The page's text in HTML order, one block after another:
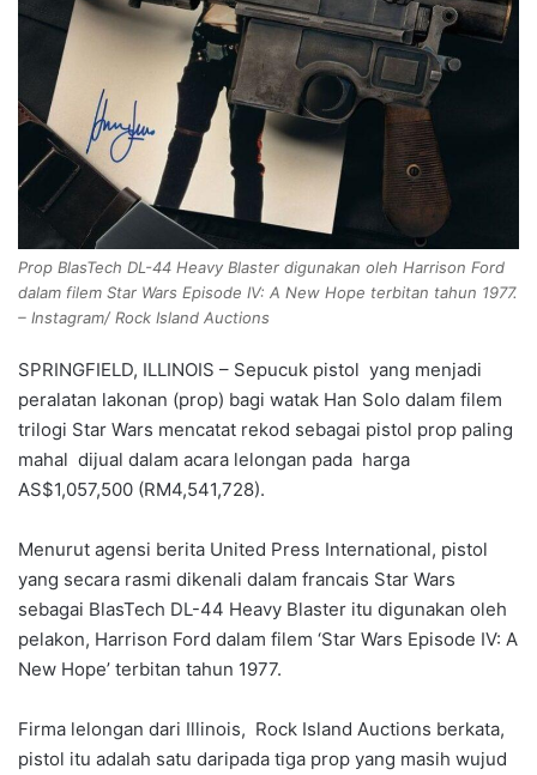
Prop BlasTech DL-44 Heavy Blaster digunakan oleh Harrison Ford
dalam filem Star Wars Episode IV: A New Hope terbitan tahun 1977.
– Instagram/ Rock Island Auctions
SPRINGFIELD, ILLINOIS – Sepucuk pistol yang menjadi
peralatan lakonan (prop) bagi watak Han Solo dalam filem
trilogi Star Wars mencatat rekod sebagai pistol prop paling
mahal dijual dalam acara lelongan pada harga
AS$1,057,500 (RM4,541,728).
Menurut agensi berita United Press International, pistol
yang secara rasmi dikenali dalam francais Star Wars
sebagai BlasTech DL-44 Heavy Blaster itu digunakan oleh
pelakon, Harrison Ford dalam filem ‘Star Wars Episode IV: A
New Hope’ terbitan tahun 1977.
Firma lelongan dari Illinois, Rock Island Auctions berkata,
pistol itu adalah satu daripada tiga prop yang masih wujud